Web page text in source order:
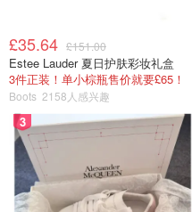
£35.64 £151.00
Estee Lauder 夏日护肤彩妆礼盒
3件正装！单小棕瓶售价就要£65！
Boots 2158人感兴趣
3